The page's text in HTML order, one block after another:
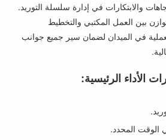
والابتكارات في إدارة سلسلة التوريد.
بين العمل المكتبي والتخطيط
في الميدان لضمان سير جميع جوانب
الأداء الرئيسية:
الوقت المحدد.